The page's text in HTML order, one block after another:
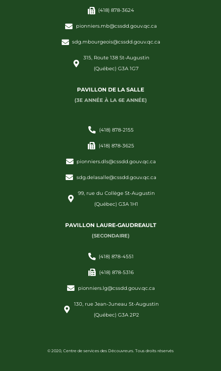
(418) 878-3624
pionniers.mb@cssdd.gouv.qc.ca
sdg.mbourgeois@cssdd.gouv.qc.ca
315, Route 138 St-Augustin
(Québec) G3A 1G7
PAVILLON DE LA SALLE
(3E ANNÉE À LA 6E ANNÉE)
(418) 878-2155
(418) 878-3625
pionniers.dls@cssdd.gouv.qc.ca
sdg.delasalle@cssdd.gouv.qc.ca
99, rue du Collège St-Augustin
(Québec) G3A 1H1
PAVILLON LAURE-GAUDREAULT
(SECONDAIRE)
(418) 878-4551
(418) 878-5316
pionniers.lg@cssdd.gouv.qc.ca
130, rue Jean-Juneau St-Augustin
(Québec) G3A 2P2
© 2020, Centre de services des Découvreurs. Tous droits réservés